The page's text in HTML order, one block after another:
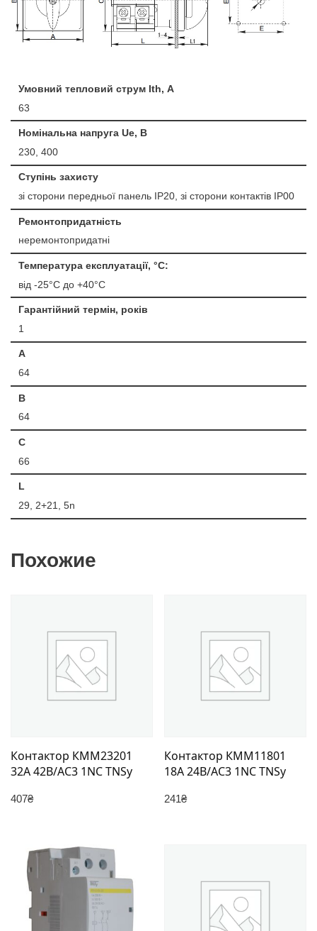
Умовний тепловий струм Ith, А
63
Номінальна напруга Ue, B
230, 400
Ступінь захисту
зі сторони передньої панель IP20, зі сторони контактів IP00
Ремонтопридатність
неремонтопридатні
Температура експлуатації, °С:
від -25°C до +40°C
Гарантійний термін, років
1
A
64
B
64
C
66
L
29, 2+21, 5n
Похожие
Контактор КММ23201
32А 42В/АС3 1NC TNSy
407₴
Контактор КММ11801
18А 24В/АС3 1NC TNSy
241₴